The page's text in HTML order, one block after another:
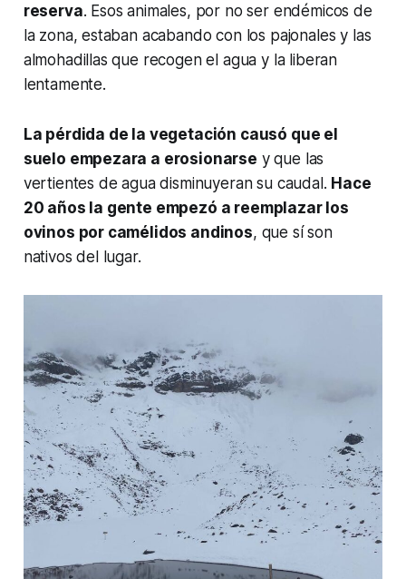
reserva. Esos animales, por no ser endémicos de
la zona, estaban acabando con los pajonales y las
almohadillas que recogen el agua y la liberan
lentamente.
La pérdida de la vegetación causó que el
suelo empezara a erosionarse y que las
vertientes de agua disminuyeran su caudal. Hace
20 años la gente empezó a reemplazar los
ovinos por camélidos andinos, que sí son
nativos del lugar.